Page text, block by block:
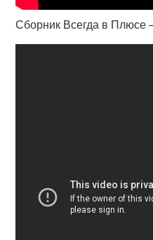
Сборник Всегда в Плюсе